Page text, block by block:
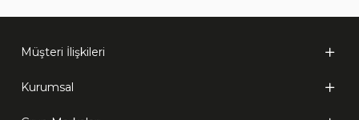
Müşteri İlişkileri
Kurumsal